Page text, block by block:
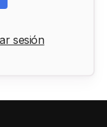
sesión